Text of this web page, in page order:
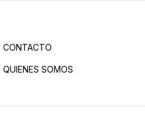
CONTACTO
QUIENES SOMOS